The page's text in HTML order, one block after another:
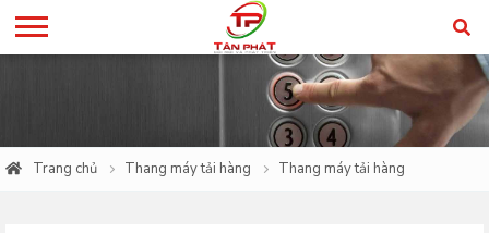
Trang chủ Thang máy tải hàng Thang máy tải hàng